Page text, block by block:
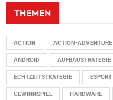
THEMEN
ACTION ACTION-ADVENTURE
ANDROID AUFBAUSTRATEGIE
ECHTZEITSTRATEGIE ESPORT
GEWINNSPIEL HARDWARE